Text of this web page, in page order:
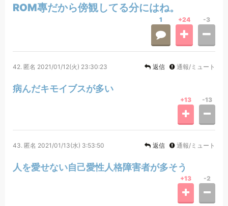
ROM專だから傍観してる分にはね。
1 +24 -3
42. 匿名 2021/01/12(火) 23:30:23 返信 通報/ミュート
病んだキモイブスが多い
+13 -13
43. 匿名 2021/01/13(水) 3:53:50 返信 通報/ミュート
人を愛せない自己愛性人格障害者が多そう
+13 -2